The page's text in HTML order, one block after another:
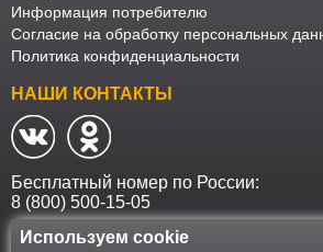
Информация потребителю
Согласие на обработку персональных
Политика конфиденциальности
НАШИ КОНТАКТЫ
Бесплатный номер по России:
8 (800) 500-15-05
Используем cookie